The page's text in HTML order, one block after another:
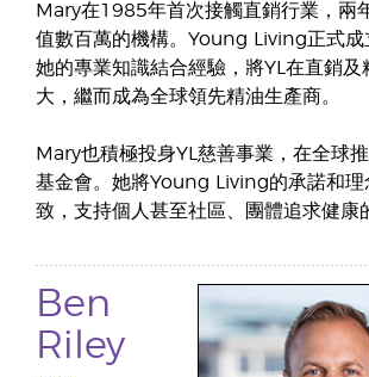
Mary在1985年首次接觸直銷行業，兩
值數百萬的機構。Young Living正式成
她的專業知識結合經驗，將YL在直銷及
大，繼而成為全球領先精油生產商。
Mary也積極投身YL慈善事業，在全球
基金會。她將Young Living的承諾和理
致，支持個人甚至社區、團體追求健康
Ben
Riley